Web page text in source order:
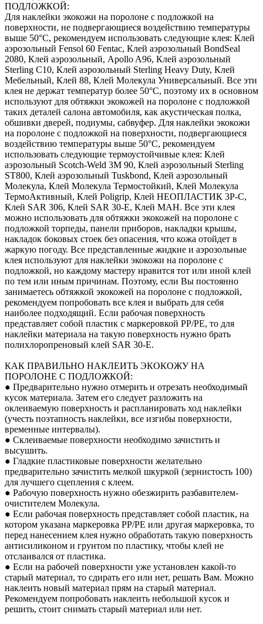
ПОДЛОЖКОЙ:
Для наклейки экокожи на поролоне с подложкой на
поверхности, не подвергающиеся воздействию температуры
выше 50°С, рекомендуем использовать следующие клея: Клей
аэрозольный Fensol 60 Fentac, Клей аэрозольный BondSeal
2080, Клей аэрозольный, Apollo A96, Клей аэрозольный
Sterling C10, Клей аэрозольный Sterling Heavy Duty, Клей
Мебельный, Клей 88, Клей Молекула Универсальный. Все эти
клея не держат температур более 50°С, поэтому их в основном
используют для обтяжки экокожей на поролоне с подложкой
таких деталей салона автомобиля, как акустическая полка,
обшивки дверей, подиумы, сабвуфер. Для наклейки экокожи
на поролоне с подложкой на поверхности, подвергающиеся
воздействию температуры выше 50°С, рекомендуем
использовать следующие термоустойчивые клея: Клей
аэрозольный Scotch-Weld 3M 90, Клей аэрозольный Sterling
ST800, Клей аэрозольный Tuskbond, Клей аэрозольный
Молекула, Клей Молекула Термостойкий, Клей Молекула
ТермоАктивный, Клей Poligrip, Клей НЕОПЛАСТИК 3P-C,
Клей SAR 306, Клей SAR 30-E, Клей MAH. Все эти клея
можно использовать для обтяжки экокожей на поролоне с
подложкой торпеды, панели приборов, накладки крышы,
накладок боковых стоек без опасения, что кожа отойдет в
жаркую погоду. Все представленные жидкие и аэрозольные
клея используют для наклейки экокожи на поролоне с
подложкой, но каждому мастеру нравится тот или иной клей
по тем или иным причинам. Поэтому, если Вы постоянно
занимаетесь обтяжкой экокожей на поролоне с подложкой,
рекомендуем попробовать все клея и выбрать для себя
наиболее подходящий. Если рабочая поверхность
представляет собой пластик с маркеровкой PP/PE, то для
наклейки материала на такую поверхность нужно брать
полихлоропреновый клей SAR 30-E.
КАК ПРАВИЛЬНО НАКЛЕИТЬ ЭКОКОЖУ НА
ПОРОЛОНЕ С ПОДЛОЖКОЙ:
● Предварительно нужно отмерить и отрезать необходимый
кусок материала. Затем его следует разложить на
оклеиваемую поверхность и распланировать ход наклейки
(учесть поэтапность наклейки, все изгибы поверхности,
временные интервалы).
● Склеиваемые поверхности необходимо зачистить и
высушить.
● Гладкие пластиковые поверхности желательно
предварительно зачистить мелкой шкуркой (зернистость 100)
для лучшего сцепления с клеем.
● Рабочую поверхность нужно обезжирить разбавителем-
очистителем Молекула.
● Если рабочая поверхность представляет собой пластик, на
котором указана маркеровка PP/PE или другая маркеровка, то
перед нанесением клея нужно обработать такую поверхность
антисиликоном и грунтом по пластику, чтобы клей не
отслаивался от пластика.
● Если на рабочей поверхности уже установлен какой-то
старый материал, то сдирать его или нет, решать Вам. Можно
наклеить новый материал прям на старый материал.
Рекомендуем попробовать наклеить небольшой кусок и
решить, стоит снимать старый материал или нет.